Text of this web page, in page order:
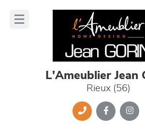
L'Ameublier Jean
Rieux (56)